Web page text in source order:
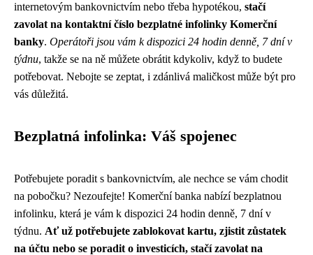
internetovým bankovnictvím nebo třeba hypotékou, stačí
zavolat na kontaktní číslo bezplatné infolinky Komerční
banky. Operátoři jsou vám k dispozici 24 hodin denně, 7 dní v
týdnu, takže se na ně můžete obrátit kdykoliv, když to budete
potřebovat. Nebojte se zeptat, i zdánlivá maličkost může být pro
vás důležitá.
Bezplatná infolinka: Váš spojenec
Potřebujete poradit s bankovnictvím, ale nechce se vám chodit
na pobočku? Nezoufejte! Komerční banka nabízí bezplatnou
infolinku, která je vám k dispozici 24 hodin denně, 7 dní v
týdnu. Ať už potřebujete zablokovat kartu, zjistit zůstatek
na účtu nebo se poradit o investicích, stačí zavolat na